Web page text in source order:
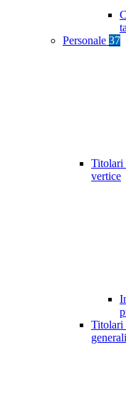
Personale 37
Titolari
vertice
Titolari